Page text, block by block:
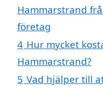
Hammarstrand
företag
4 Hur mycket
Hammarstrand?
5 Vad hjälper till